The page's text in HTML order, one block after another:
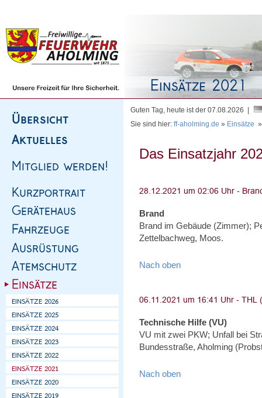
Guten Tag, heute ist der 07.08.2026 |
Sie sind hier: ff-aholming.de » Einsätze
Das Einsatzjahr
Brand
Brand im Gebäude (Zimmer);
Zettelbachweg, Moos.
Nach oben
Technische Hilfe (VU)
VU mit zwei PKW; Unfall bei
Bundesstraße, Aholming
Nach oben